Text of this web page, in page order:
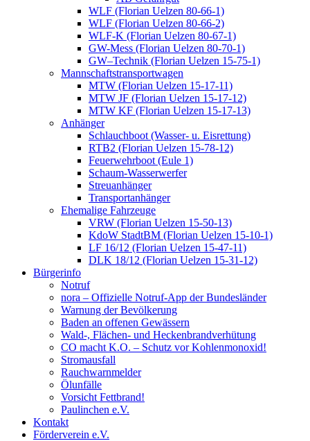
WLF (Florian Uelzen 80-66-1)
WLF (Florian Uelzen 80-66-2)
WLF-K (Florian Uelzen 80-67-1)
GW-Mess (Florian Uelzen 80-70-1)
GW–Technik (Florian Uelzen 15-75-1)
Mannschaftstransportwagen
MTW (Florian Uelzen 15-17-11)
MTW JF (Florian Uelzen 15-17-12)
MTW KF (Florian Uelzen 15-17-13)
Anhänger
Schlauchboot (Wasser- u. Eisrettung)
RTB2 (Florian Uelzen 15-78-12)
Feuerwehrboot (Eule 1)
Schaum-Wasserwerfer
Streuanhänger
Transportanhänger
Ehemalige Fahrzeuge
VRW (Florian Uelzen 15-50-13)
KdoW StadtBM (Florian Uelzen 15-10-1)
LF 16/12 (Florian Uelzen 15-47-11)
DLK 18/12 (Florian Uelzen 15-31-12)
Bürgerinfo
Notruf
nora – Offizielle Notruf-App der Bundesländer
Warnung der Bevölkerung
Baden an offenen Gewässern
Wald-, Flächen- und Heckenbrandverhütung
CO macht K.O. – Schutz vor Kohlenmonoxid!
Stromausfall
Rauchwarnmelder
Ölunfälle
Vorsicht Fettbrand!
Paulinchen e.V.
Kontakt
Förderverein e.V.